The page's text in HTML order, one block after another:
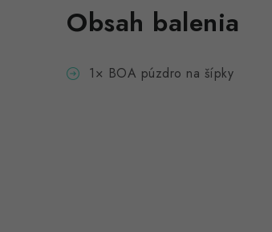
Obsah balenia
1× BOA púzdro na šípky